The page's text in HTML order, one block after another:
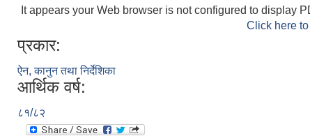
It appears your Web browser is not configured to display
Click here
प्रकार:
ऐन, कानुन तथा निर्देशिका
आर्थिक वर्ष:
८१/८२